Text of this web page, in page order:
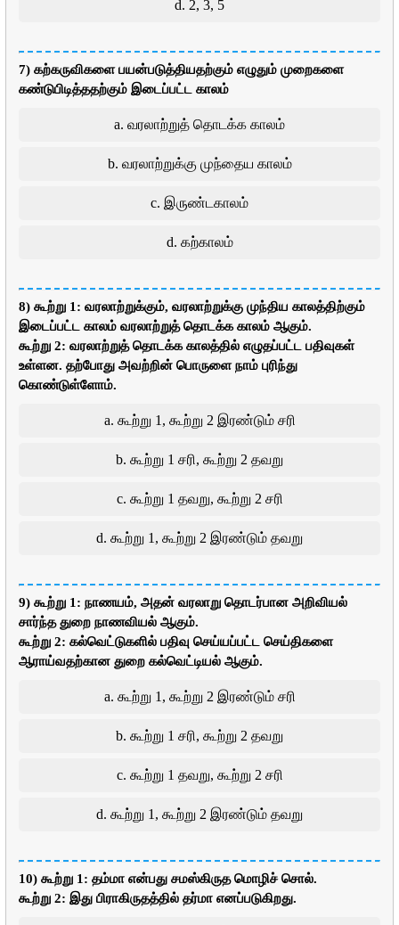
d. 2, 3, 5
7) கற்கருவிகளை பயன்படுத்தியதற்கும் எழுதும் முறைகளை
கண்டுபிடித்ததற்கும் இடைப்பட்ட காலம்
a. வரலாற்றுத் தொடக்க காலம்
b. வரலாற்றுக்கு முந்தைய காலம்
c. இருண்டகாலம்
d. கற்காலம்
8) கூற்று 1: வரலாற்றுக்கும், வரலாற்றுக்கு முந்திய காலத்திற்கும்
இடைப்பட்ட காலம் வரலாற்றுத் தொடக்க காலம் ஆகும்.
கூற்று 2: வரலாற்றுத் தொடக்க காலத்தில் எழுதப்பட்ட பதிவுகள்
உள்ளன. தற்போது அவற்றின் பொருளை நாம் புரிந்து
கொண்டுள்ளோம்.
a. கூற்று 1, கூற்று 2 இரண்டும் சரி
b. கூற்று 1 சரி, கூற்று 2 தவறு
c. கூற்று 1 தவறு, கூற்று 2 சரி
d. கூற்று 1, கூற்று 2 இரண்டும் தவறு
9) கூற்று 1: நாணயம், அதன் வரலாறு தொடர்பான அறிவியல்
சார்ந்த துறை நாணவியல் ஆகும்.
கூற்று 2: கல்வெட்டுகளில் பதிவு செய்யப்பட்ட செய்திகளை
ஆராய்வதற்கான துறை கல்வெட்டியல் ஆகும்.
a. கூற்று 1, கூற்று 2 இரண்டும் சரி
b. கூற்று 1 சரி, கூற்று 2 தவறு
c. கூற்று 1 தவறு, கூற்று 2 சரி
d. கூற்று 1, கூற்று 2 இரண்டும் தவறு
10) கூற்று 1: தம்மா என்பது சமஸ்கிருத மொழிச் சொல்.
கூற்று 2: இது பிராகிருதத்தில் தர்மா எனப்படுகிறது.